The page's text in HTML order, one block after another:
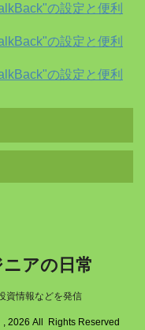
の設定と便利
の設定と便利
の設定と便利
アの日常
資情報などを発信
, 2026 All Rights Reserved